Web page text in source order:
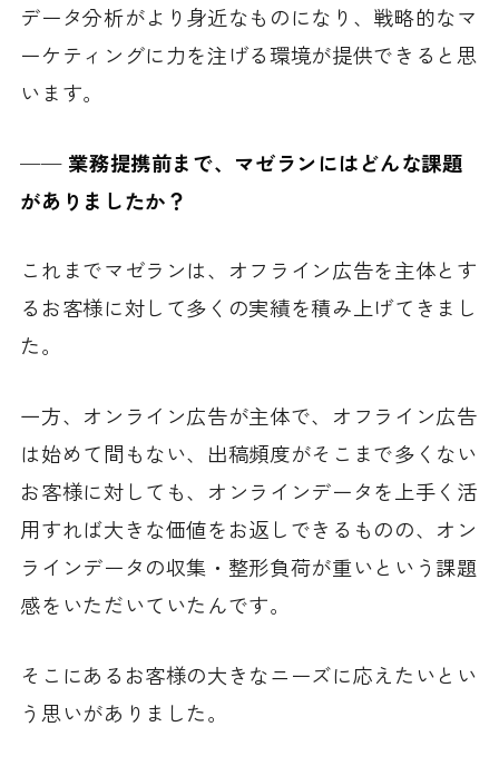
データ分析がより身近なものになり、戦略的なマ
ーケティングに力を注げる環境が提供できると思
います。
── 業務提携前まで、マゼランにはどんな課題
がありましたか？
これまでマゼランは、オフライン広告を主体とす
るお客様に対して多くの実績を積み上げてきまし
た。
一方、オンライン広告が主体で、オフライン広告
は始めて間もない、出稿頻度がそこまで多くない
お客様に対しても、オンラインデータを上手く活
用すれば大きな価値をお返しできるものの、オン
ラインデータの収集・整形負荷が重いという課題
感をいただいていたんです。
そこにあるお客様の大きなニーズに応えたいとい
う思いがありました。